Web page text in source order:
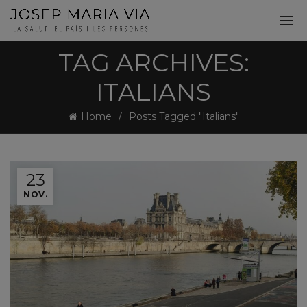
TAG ARCHIVES:
ITALIANS
Home Posts Tagged "Italians"
23
NOV.